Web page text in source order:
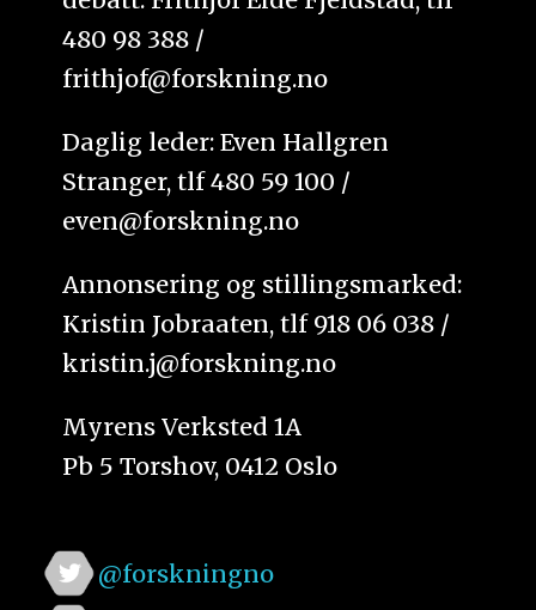
480 98 388 /
frithjof@forskning.no
Daglig leder: Even Hallgren
Stranger, tlf 480 59 100 /
even@forskning.no
Annonsering og stillingsmarked:
Kristin Jobraaten, tlf 918 06 038 /
kristin.j@forskning.no
Myrens Verksted 1A
Pb 5 Torshov, 0412 Oslo
@forskningno